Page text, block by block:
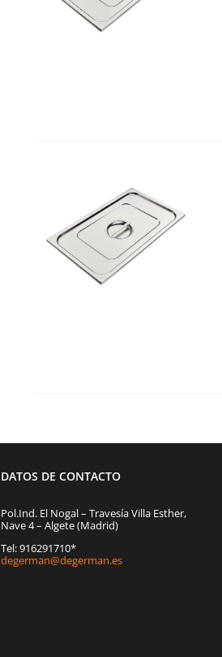
DATOS DE CONTACTO
Pol.Ind. El Nogal – Travesía Villa Esther,
Nave 4 – Algete (Madrid)
Tel: 916291710*
degerman@degerman.es